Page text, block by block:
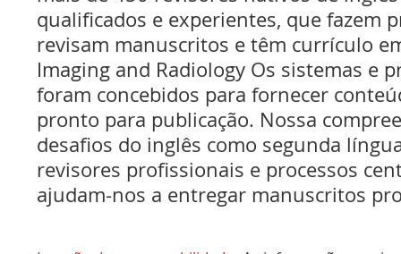
qualificados e experientes, que fazem
revisam manuscritos e têm currículo
Imaging and Radiology Os sistemas e
foram concebidos para fornecer
pronto para publicação. Nossa
desafios do inglês como segunda
revisores profissionais e processos
ajudam-nos a entregar manuscritos